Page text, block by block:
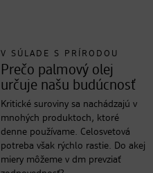
V SÚLADE S PRÍRODOU
Prečo palmový olej
určuje našu budúcnosť
Kritické suroviny sa nachádzajú v
mnohých produktoch, ktoré
denne používame. Celosvetová
potreba však rýchlo rastie. Do akej
miery môžeme v dm prevziať